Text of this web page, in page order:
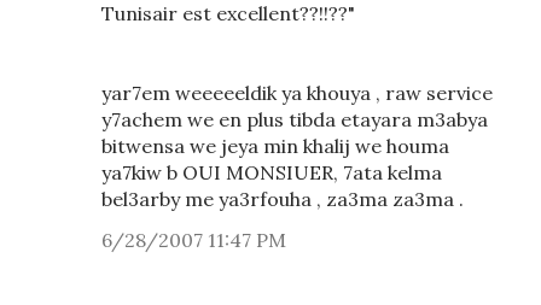
Tunisair est excellent??!!??"
yar7em weeeeeldik ya khouya , raw service
y7achem we en plus tibda etayara m3abya
bitwensa we jeya min khalij we houma
ya7kiw b OUI MONSIUER, 7ata kelma
bel3arby me ya3rfouha , za3ma za3ma .
6/28/2007 11:47 PM